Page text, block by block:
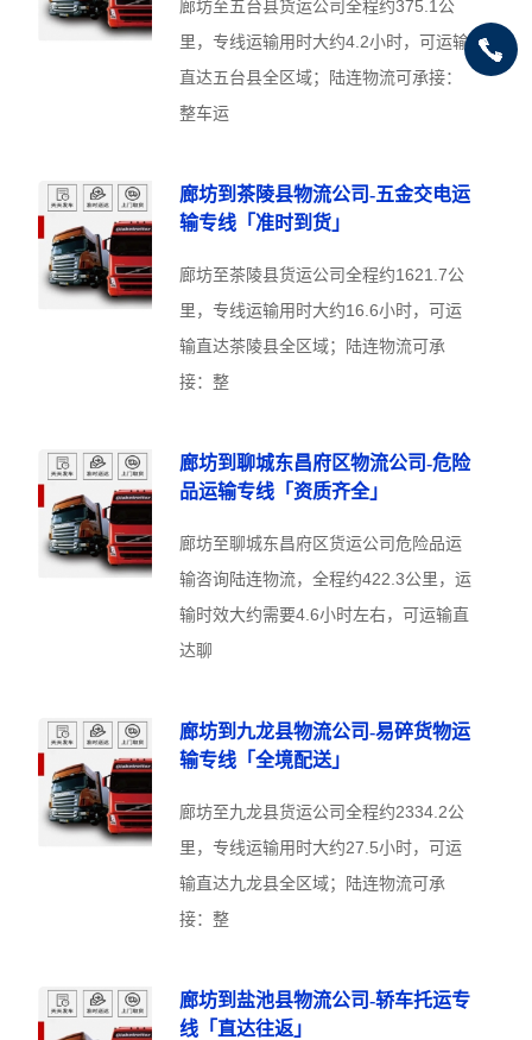
廊坊至五台县货运公司全程约375.1公
里，专线运输用时大约4.2小时，可运输
直达五台县全区域；陆连物流可承接：
整车运
廊坊到茶陵县物流公司-五金交电运
输专线「准时到货」
廊坊至茶陵县货运公司全程约1621.7公
里，专线运输用时大约16.6小时，可运
输直达茶陵县全区域；陆连物流可承
接：整
廊坊到聊城东昌府区物流公司-危险
品运输专线「资质齐全」
廊坊至聊城东昌府区货运公司危险品运
输咨询陆连物流，全程约422.3公里，运
输时效大约需要4.6小时左右，可运输直
达聊
廊坊到九龙县物流公司-易碎货物运
输专线「全境配送」
廊坊至九龙县货运公司全程约2334.2公
里，专线运输用时大约27.5小时，可运
输直达九龙县全区域；陆连物流可承
接：整
廊坊到盐池县物流公司-轿车托运专
线「直达往返」